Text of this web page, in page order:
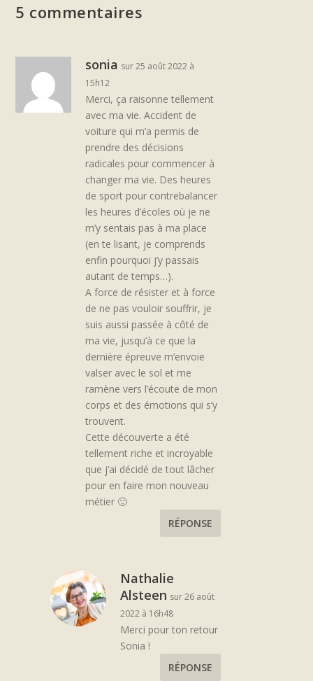
5 commentaires
sonia sur 25 août 2022 à
15h12
Merci, ça raisonne tellement
avec ma vie. Accident de
voiture qui m’a permis de
prendre des décisions
radicales pour commencer à
changer ma vie. Des heures
de sport pour contrebalancer
les heures d’écoles où je ne
m’y sentais pas à ma place
(en te lisant, je comprends
enfin pourquoi j’y passais
autant de temps…).
A force de résister et à force
de ne pas vouloir souffrir, je
suis aussi passée à côté de
ma vie, jusqu’à ce que la
dernière épreuve m’envoie
valser avec le sol et me
ramène vers l’écoute de mon
corps et des émotions qui s’y
trouvent.
Cette découverte a été
tellement riche et incroyable
que j’ai décidé de tout lâcher
pour en faire mon nouveau
métier 🙂
RÉPONSE
Nathalie
Alsteen sur 26 août
2022 à 16h48
Merci pour ton retour
Sonia !
RÉPONSE